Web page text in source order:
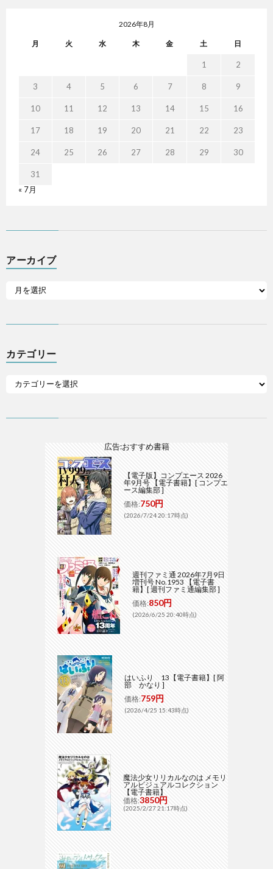
2026年8月
月 火 水 木 金 土 日
1 2
3 4 5 6 7 8 9
10 11 12 13 14 15 16
17 18 19 20 21 22 23
24 25 26 27 28 29 30
31
« 7月
アーカイブ
カテゴリー
広告:おすすめ書籍
【電子版】コンプエース 2026
年9月号 【電子書籍】[ コンプエ
ース編集部 ]
価格:750円
(2026/7/24 20:17時点)
週刊ファミ通 2026年7月9日
増刊号 No.1953 【電子書
籍】[ 週刊ファミ通編集部 ]
価格:850円
(2026/6/25 20:40時点)
はいふり 13【電子書籍】[ 阿
部 かなり ]
価格:759円
(2026/4/25 15:43時点)
魔法少女リリカルなのは メモリ
アルビジュアルコレクション
【電子書籍】
価格:3850円
(2025/2/27 21:17時点)